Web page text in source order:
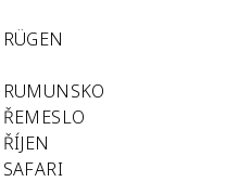
RÜGEN
RUMUNSKO
ŘEMESLO
ŘÍJEN
SAFARI